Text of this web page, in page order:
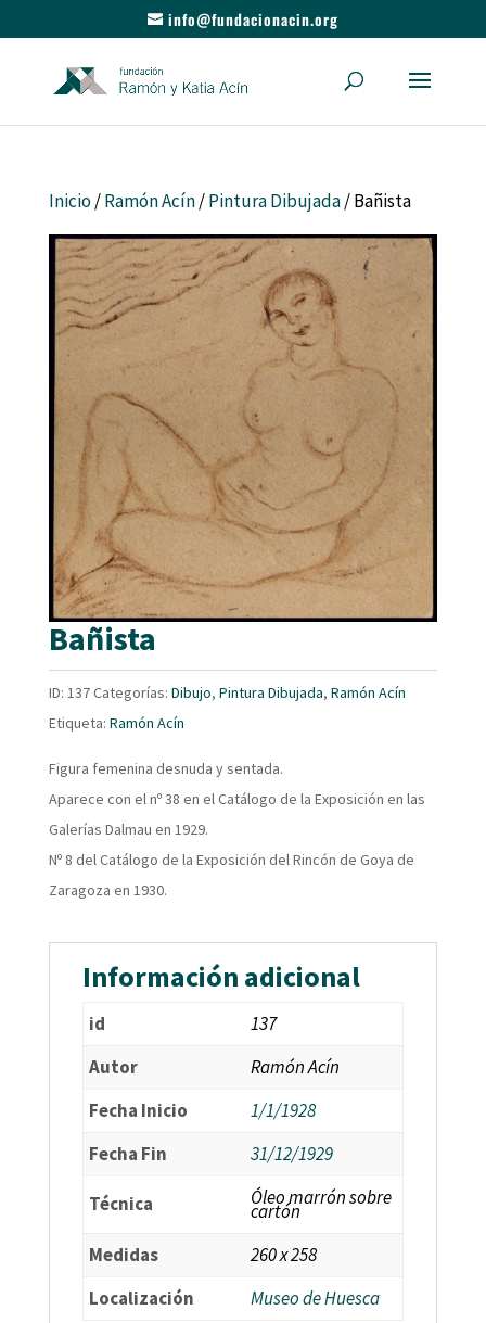
info@fundacionacin.org
Inicio/Ramón Acín/Pintura Dibujada/ Bañista
Bañista
ID: 137Categorías: Dibujo, Pintura Dibujada, Ramón Acín
Etiqueta: Ramón Acín
Figura femenina desnuda y sentada.
Aparece con el nº 38 en el Catálogo de la Exposición en las
Galerías Dalmau en 1929.
Nº 8 del Catálogo de la Exposición del Rincón de Goya de
Zaragoza en 1930.
Información adicional
id
137
Autor
Ramón Acín
Fecha Inicio
1/1/1928
Fecha Fin
31/12/1929
Técnica Óleo marrón sobre
cartón
Medidas
260 x 258
Localización
Museo de Huesca